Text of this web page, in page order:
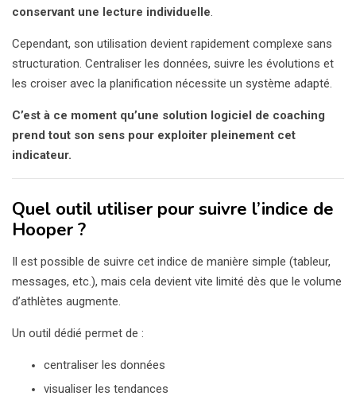
conservant une lecture individuelle.
Cependant, son utilisation devient rapidement complexe sans
structuration. Centraliser les données, suivre les évolutions et
les croiser avec la planification nécessite un système adapté.
C’est à ce moment qu’une solution logiciel de coaching
prend tout son sens pour exploiter pleinement cet
indicateur.
Quel outil utiliser pour suivre l’indice de
Hooper ?
Il est possible de suivre cet indice de manière simple (tableur,
messages, etc.), mais cela devient vite limité dès que le volume
d’athlètes augmente.
Un outil dédié permet de :
centraliser les données
visualiser les tendances